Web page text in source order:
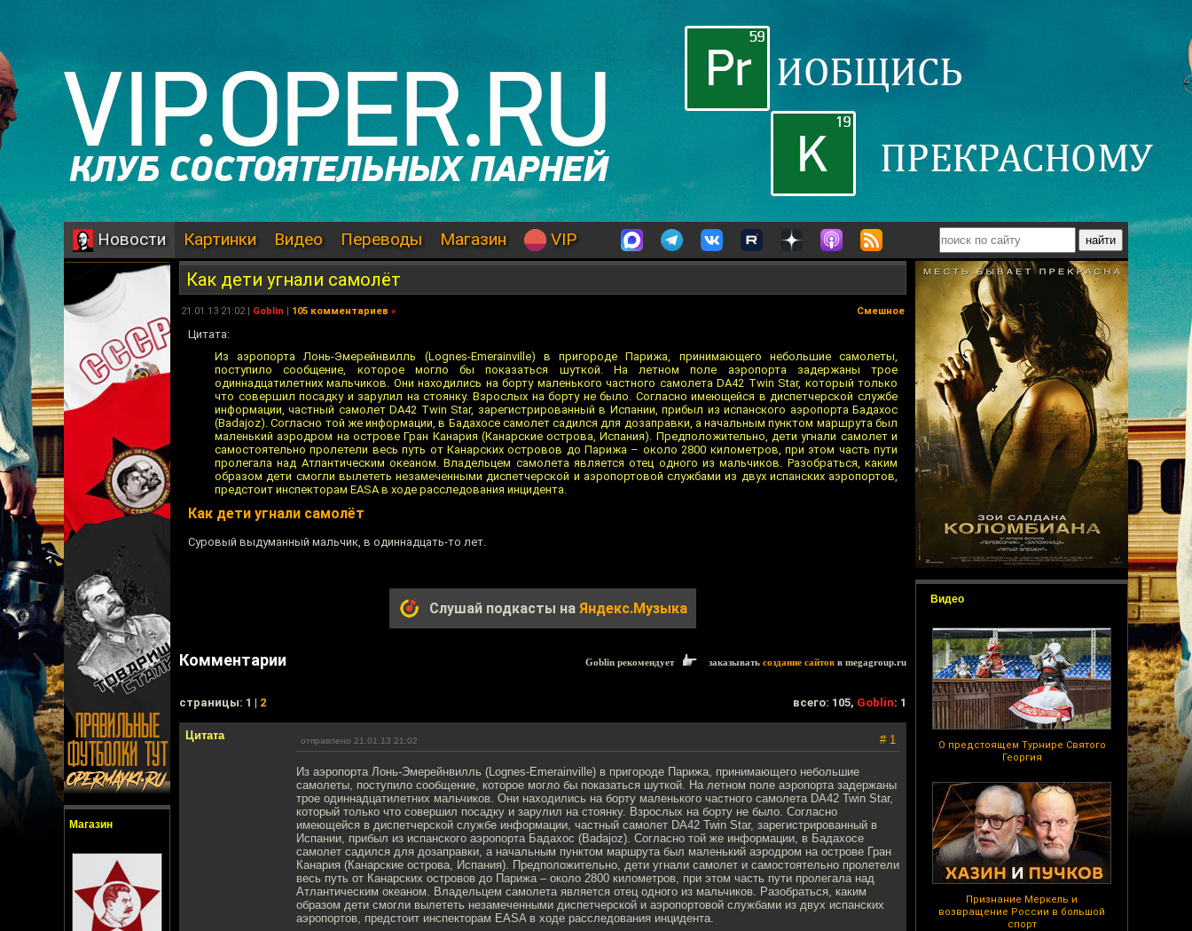
Новости Картинки Видео Переводы Магазин VIP
Магазин
Видео
О предстоящем Турнире Святого
Георгия
Признание Меркель и
возвращение России в большой
спорт
Как дети угнали самолёт
21.01.13 21:02 | Goblin | 105 комментариев » Смешное
Цитата:
Из аэропорта Лонь-Эмерейнвилль (Lognes-Emerainville) в пригороде Парижа, принимающего небольшие самолеты,
поступило сообщение, которое могло бы показаться шуткой. На летном поле аэропорта задержаны трое
одиннадцатилетних мальчиков. Они находились на борту маленького частного самолета DA42 Twin Star, который только
что совершил посадку и зарулил на стоянку. Взрослых на борту не было. Согласно имеющейся в диспетчерской службе
информации, частный самолет DA42 Twin Star, зарегистрированный в Испании, прибыл из испанского аэропорта Бадахос
(Badajoz). Согласно той же информации, в Бадахосе самолет садился для дозаправки, а начальным пунктом маршрута был
маленький аэродром на острове Гран Канария (Канарские острова, Испания). Предположительно, дети угнали самолет и
самостоятельно пролетели весь путь от Канарских островов до Парижа – около 2800 километров, при этом часть пути
пролегала над Атлантическим океаном. Владельцем самолета является отец одного из мальчиков. Разобраться, каким
образом дети смогли вылететь незамеченными диспетчерской и аэропортовой службами из двух испанских аэропортов,
предстоит инспекторам EASA в ходе расследования инцидента.
Как дети угнали самолёт
Суровый выдуманный мальчик, в одиннадцать-то лет.
Слушай подкасты на Яндекс.Музыка
Комментарии Goblin рекомендует заказывать создание сайтов в megagroup.ru
cтраницы: 1 | 2 всего: 105, Goblin: 1
Цитата отправлено 21.01.13 21:02 # 1
Из аэропорта Лонь-Эмерейнвилль (Lognes-Emerainville) в пригороде Парижа, принимающего небольшие
самолеты, поступило сообщение, которое могло бы показаться шуткой. На летном поле аэропорта задержаны
трое одиннадцатилетних мальчиков. Они находились на борту маленького частного самолета DA42 Twin Star,
который только что совершил посадку и зарулил на стоянку. Взрослых на борту не было. Согласно
имеющейся в диспетчерской службе информации, частный самолет DA42 Twin Star, зарегистрированный в
Испании, прибыл из испанского аэропорта Бадахос (Badajoz). Согласно той же информации, в Бадахосе
самолет садился для дозаправки, а начальным пунктом маршрута был маленький аэродром на острове Гран
Канария (Канарские острова, Испания). Предположительно, дети угнали самолет и самостоятельно пролетели
весь путь от Канарских островов до Парижа – около 2800 километров, при этом часть пути пролегала над
Атлантическим океаном. Владельцем самолета является отец одного из мальчиков. Разобраться, каким
образом дети смогли вылететь незамеченными диспетчерской и аэропортовой службами из двух испанских
аэропортов, предстоит инспекторам EASA в ходе расследования инцидента.